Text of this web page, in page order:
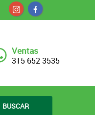
Ventas
315 652 3535
BUSCAR